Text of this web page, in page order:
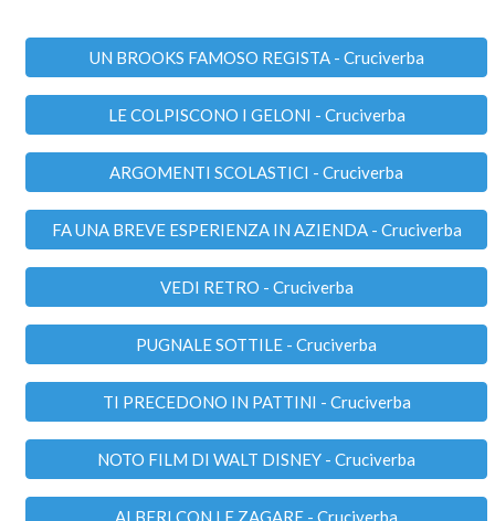
UN BROOKS FAMOSO REGISTA - Cruciverba
LE COLPISCONO I GELONI - Cruciverba
ARGOMENTI SCOLASTICI - Cruciverba
FA UNA BREVE ESPERIENZA IN AZIENDA - Cruciverba
VEDI RETRO - Cruciverba
PUGNALE SOTTILE - Cruciverba
TI PRECEDONO IN PATTINI - Cruciverba
NOTO FILM DI WALT DISNEY - Cruciverba
ALBERI CON LE ZAGARE - Cruciverba